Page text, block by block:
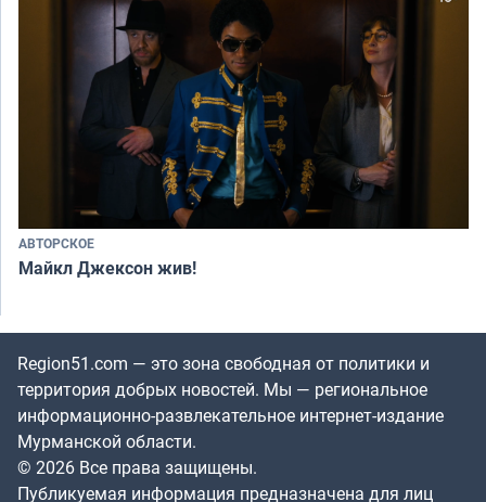
АВТОРСКОЕ
Майкл Джексон жив!
Region51.com — это зона свободная от политики и
территория добрых новостей. Мы — региональное
информационно-развлекательное интернет-издание
Мурманской области.
© 2026 Все права защищены.
Публикуемая информация предназначена для лиц